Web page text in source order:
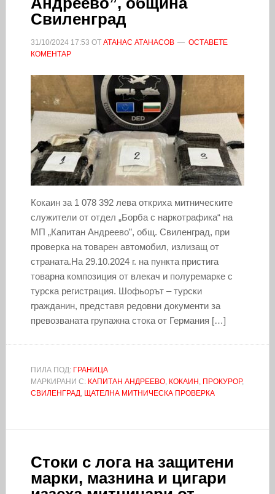
Свиленград
31/10/2024 17:53 ОТ АТАНАС АТАНАСОВ
ОСТАВЕТЕ
КОМЕНТАР
Кокаин за 1 078 392 лева откриха митническите
служители от отдел „Борба с наркотрафика“ на
МП „Капитан Андреево”, общ. Свиленград, при
проверка на товарен автомобил, излизащ от
страната.На 29.10.2024 г. на пункта пристига
товарна композиция от влекач и полуремарке с
турска регистрация. Шофьорът – турски
гражданин, представя редовни документи за
превозваната групажна стока от Германия […]
ПИЛА ПОД: ГРАНИЦА
МАРКИРАНИ С: КАПИТАН АНДРЕЕВО, КОКАИН , ПРОКУРОР,
СВИЛЕНГРАД, ЩАТЕЛНА МИТНИЧЕСКА ПРОВЕРКА
Стоки с лога на защитени
марки, мазнина и цигари